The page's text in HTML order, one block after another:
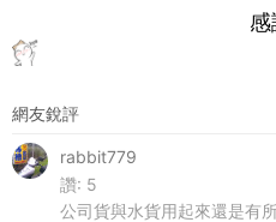
網友銳評
rabbit779
讚: 5
公司貨與水貨用起來還是有